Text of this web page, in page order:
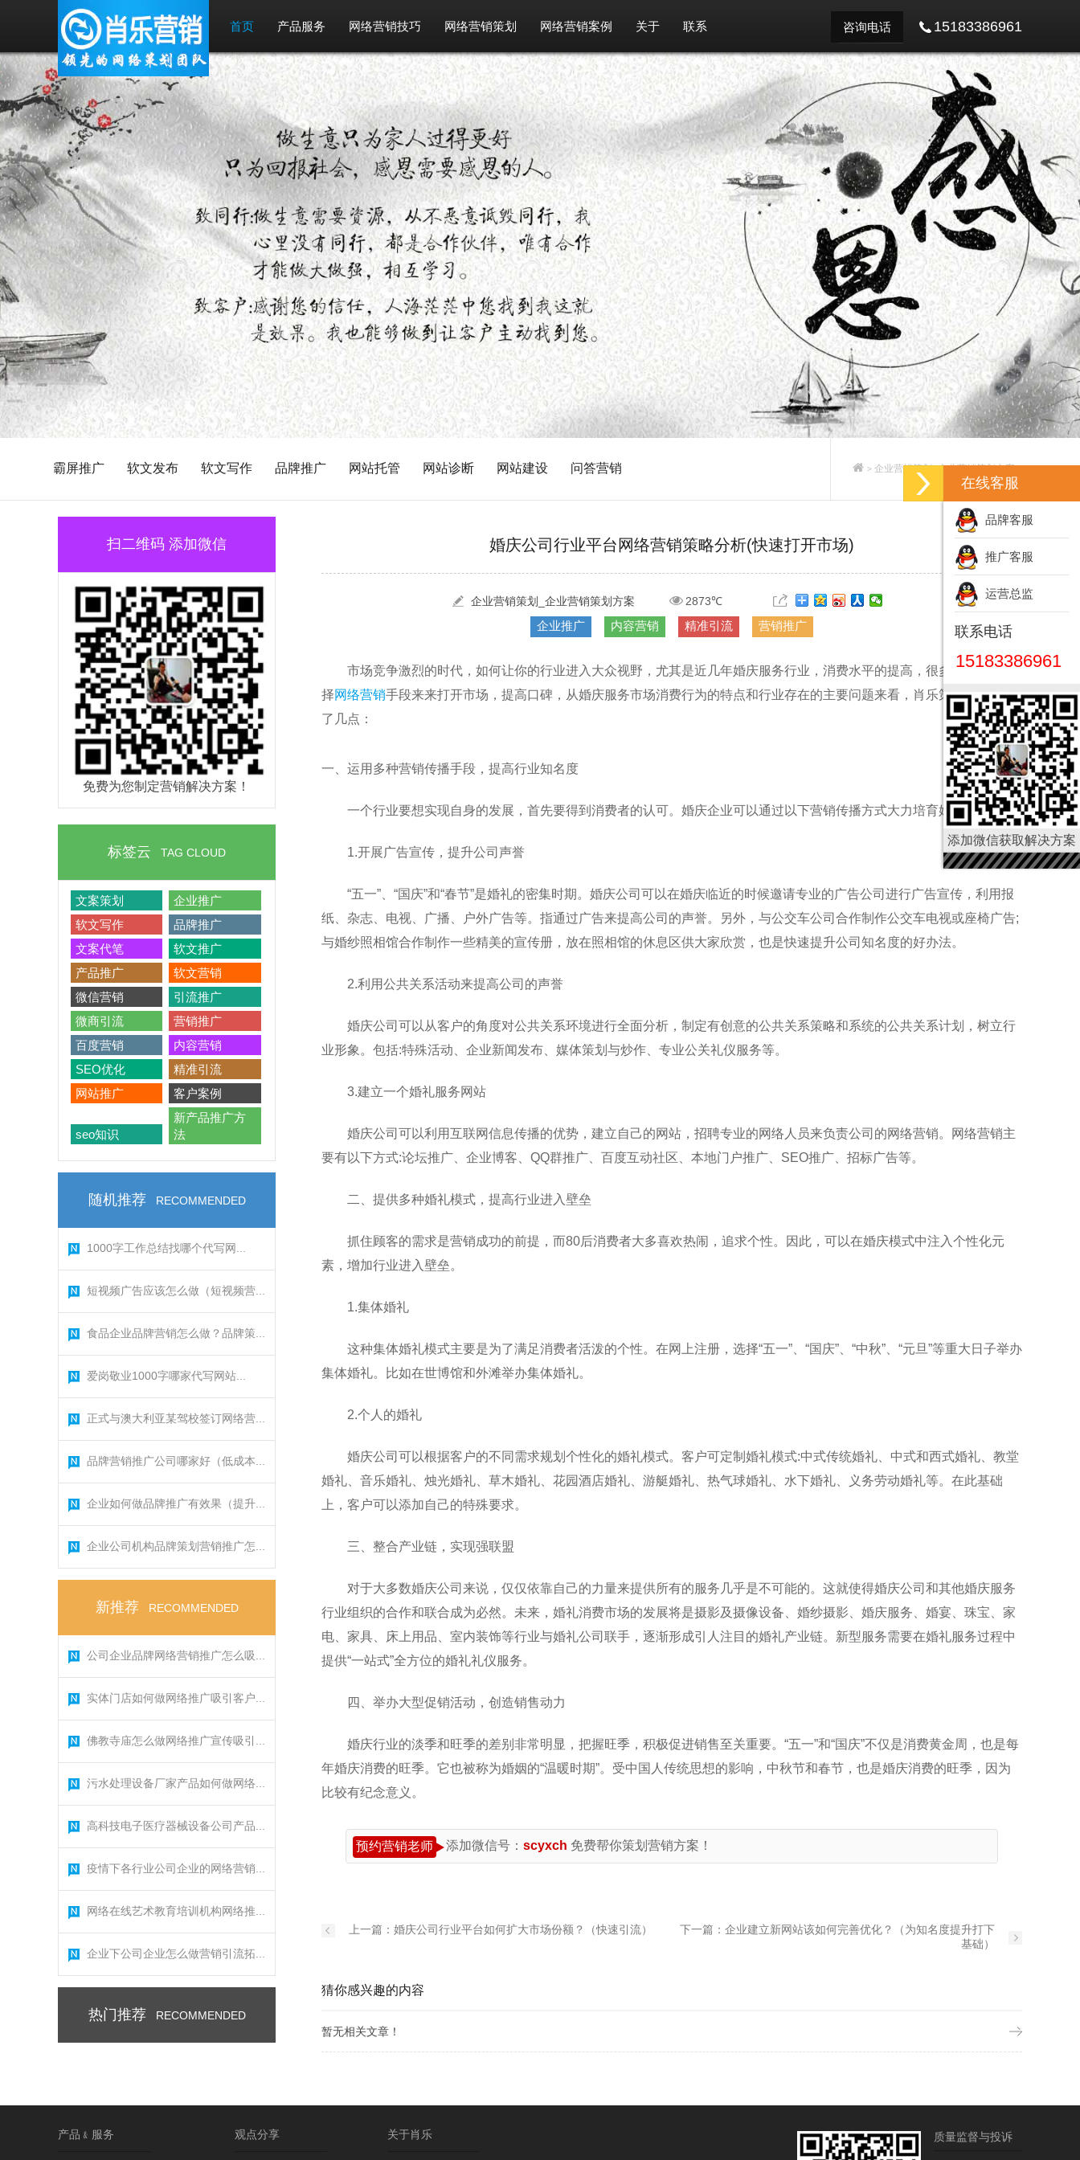
首页 产品服务 网络营销技巧 网络营销策划 网络营销案例 关于 联系 咨询电话 15183386961
霸屏推广 软文发布 软文写作 品牌推广 网站托管 网站诊断 网站建设 问答营销 > 企业营销策划_企业营销策划方案
扫二维码 添加微信
免费为您制定营销解决方案！
标签云 TAG CLOUD
文案策划
企业推广
软文写作
品牌推广
文案代笔
软文推广
产品推广
软文营销
微信营销
引流推广
微商引流
营销推广
百度营销
内容营销
SEO优化
精准引流
网站推广
客户案例
seo知识
新产品推广方
法
随机推荐 RECOMMENDED
1000字工作总结找哪个代写网...
短视频广告应该怎么做（短视频营...
食品企业品牌营销怎么做？品牌策...
爱岗敬业1000字哪家代写网站...
正式与澳大利亚某驾校签订网络营...
品牌营销推广公司哪家好（低成本...
企业如何做品牌推广有效果（提升...
企业公司机构品牌策划营销推广怎...
新推荐 RECOMMENDED
公司企业品牌网络营销推广怎么吸...
实体门店如何做网络推广吸引客户...
佛教寺庙怎么做网络推广宣传吸引...
污水处理设备厂家产品如何做网络...
高科技电子医疗器械设备公司产品...
疫情下各行业公司企业的网络营销...
网络在线艺术教育培训机构网络推...
企业下公司企业怎么做营销引流拓...
热门推荐 RECOMMENDED
婚庆公司行业平台网络营销策略分析(快速打开市场)
企业营销策划_企业营销策划方案 2873℃
企业推广 内容营销 精准引流 营销推广
市场竞争激烈的时代，如何让你的行业进入大众视野，尤其是近几年婚庆服务行业，消费水平的提高，很多婚庆老板选
择网络营销手段来来打开市场，提高口碑，从婚庆服务市场消费行为的特点和行业存在的主要问题来看，肖乐策划为您总结
了几点：
一、运用多种营销传播手段，提高行业知名度
一个行业要想实现自身的发展，首先要得到消费者的认可。婚庆企业可以通过以下营销传播方式大力培育婚庆服务市场:
1.开展广告宣传，提升公司声誉
“五一”、“国庆”和“春节”是婚礼的密集时期。婚庆公司可以在婚庆临近的时候邀请专业的广告公司进行广告宣传，利用报
纸、杂志、电视、广播、户外广告等。指通过广告来提高公司的声誉。另外，与公交车公司合作制作公交车电视或座椅广告;
与婚纱照相馆合作制作一些精美的宣传册，放在照相馆的休息区供大家欣赏，也是快速提升公司知名度的好办法。
2.利用公共关系活动来提高公司的声誉
婚庆公司可以从客户的角度对公共关系环境进行全面分析，制定有创意的公共关系策略和系统的公共关系计划，树立行
业形象。包括:特殊活动、企业新闻发布、媒体策划与炒作、专业公关礼仪服务等。
3.建立一个婚礼服务网站
婚庆公司可以利用互联网信息传播的优势，建立自己的网站，招聘专业的网络人员来负责公司的网络营销。网络营销主
要有以下方式:论坛推广、企业博客、QQ群推广、百度互动社区、本地门户推广、SEO推广、招标广告等。
二、提供多种婚礼模式，提高行业进入壁垒
抓住顾客的需求是营销成功的前提，而80后消费者大多喜欢热闹，追求个性。因此，可以在婚庆模式中注入个性化元
素，增加行业进入壁垒。
1.集体婚礼
这种集体婚礼模式主要是为了满足消费者活泼的个性。在网上注册，选择“五一”、“国庆”、“中秋”、“元旦”等重大日子举办
集体婚礼。比如在世博馆和外滩举办集体婚礼。
2.个人的婚礼
婚庆公司可以根据客户的不同需求规划个性化的婚礼模式。客户可定制婚礼模式:中式传统婚礼、中式和西式婚礼、教堂
婚礼、音乐婚礼、烛光婚礼、草木婚礼、花园酒店婚礼、游艇婚礼、热气球婚礼、水下婚礼、义务劳动婚礼等。在此基础
上，客户可以添加自己的特殊要求。
三、整合产业链，实现强联盟
对于大多数婚庆公司来说，仅仅依靠自己的力量来提供所有的服务几乎是不可能的。这就使得婚庆公司和其他婚庆服务
行业组织的合作和联合成为必然。未来，婚礼消费市场的发展将是摄影及摄像设备、婚纱摄影、婚庆服务、婚宴、珠宝、家
电、家具、床上用品、室内装饰等行业与婚礼公司联手，逐渐形成引人注目的婚礼产业链。新型服务需要在婚礼服务过程中
提供“一站式”全方位的婚礼礼仪服务。
四、举办大型促销活动，创造销售动力
婚庆行业的淡季和旺季的差别非常明显，把握旺季，积极促进销售至关重要。“五一”和“国庆”不仅是消费黄金周，也是每
年婚庆消费的旺季。它也被称为婚姻的“温暖时期”。受中国人传统思想的影响，中秋节和春节，也是婚庆消费的旺季，因为
比较有纪念意义。
预约营销老师 添加微信号： scyxch 免费帮你策划营销方案！
上一篇： 婚庆公司行业平台如何扩大市场份额？（快速引流） 下一篇： 企业建立新网站该如何完善优化？（为知名度提升打下
基础）
猜你感兴趣的内容
暂无相关文章！
产品﹠服务 观点分享 关于肖乐 质量监督与投诉
在线客服
品牌客服
推广客服
运营总监
联系电话
15183386961
添加微信获取解决方案